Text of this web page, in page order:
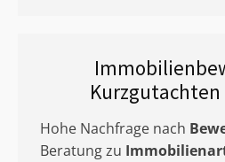
Kurzgutachten
Hohe Nachfrage nach
Beratung zu